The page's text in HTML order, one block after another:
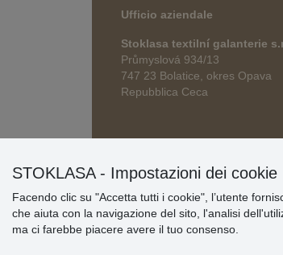
Ufficio aziendale
Stoklasa textilní galanterie
Průmyslová 934/13
747 23 Bolatice, okres Opava
Repubblica Ceca
STOKLASA - Impostazioni dei cookie
Facendo clic su "Accetta tutti i cookie", l’utente
che aiuta con la navigazione del sito, l'analisi
ma ci farebbe piacere avere il tuo consenso.